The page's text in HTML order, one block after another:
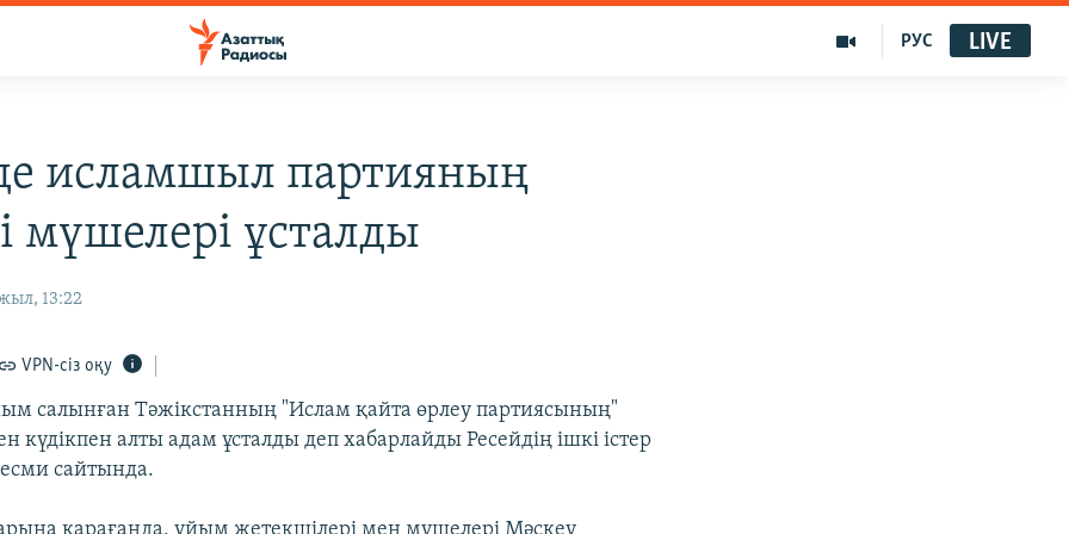
РУС LIVE
исламшыл партияның
мүшелері ұсталды
13:22
VPN-сіз оқу
салынған Тәжікстанның "Ислам қайта өрлеу партиясының"
күдікпен алты адам ұсталды деп хабарлайды Ресейдің ішкі істер
сайтында.